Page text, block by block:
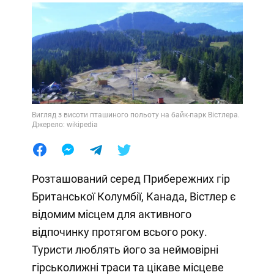
Вигляд з висоти пташиного польоту на байк-парк Вістлера.
Джерело: wikipedia
Розташований серед Прибережних гір
Британської Колумбії, Канада, Вістлер є
відомим місцем для активного
відпочинку протягом всього року.
Туристи люблять його за неймовірні
гірськолижні траси та цікаве місцеве